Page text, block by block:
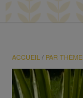
ACCUEIL / PAR THÈME